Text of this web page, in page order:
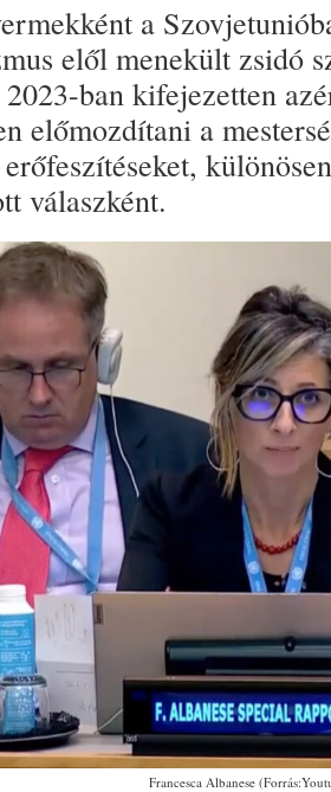
a
elől menekült zsidó
ban kifejezetten
előmozdítani a
válaszként.
Francesca Albanese